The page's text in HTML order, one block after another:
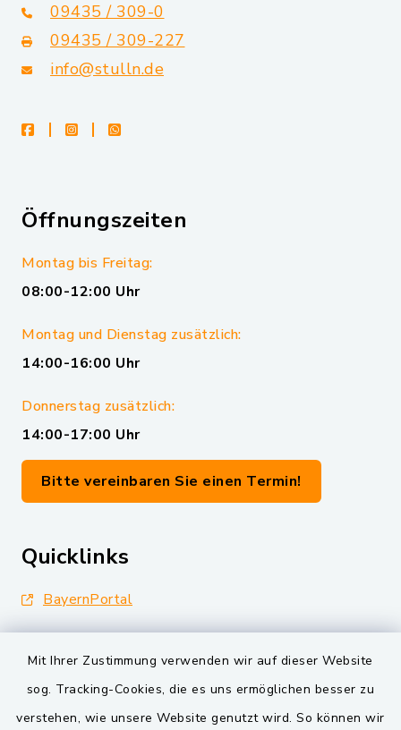
Mit Ihrer Zustimmung verwenden wir auf dieser Website
sog. Tracking-Cookies, die es uns ermöglichen besser zu
verstehen, wie unsere Website genutzt wird. So können wir
09435 / 309-0
09435 / 309-227
info@stulln.de
facebookinstagramwhatsapp
Öffnungszeiten
Montag bis Freitag:
08:00-12:00 Uhr
Montag und Dienstag zusätzlich:
14:00-16:00 Uhr
Donnerstag zusätzlich:
14:00-17:00 Uhr
Bitte vereinbaren Sie einen Termin!
Quicklinks
BayernPortal
Landkreis Schwandorf